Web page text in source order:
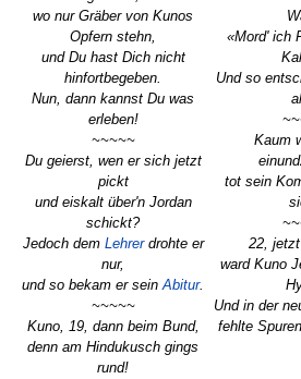
wo nur Gräber von Kunos
Opfern stehn,
und Du hast Dich nicht
hinfortbegeben.
Nun, dann kannst Du was
erleben!
~~~~~
Du geierst, wen er sich jetzt
pickt
und eiskalt über'n Jordan
schickt?
Jedoch dem Lehrerdrohte er
nur,
und so bekam er seinAbitur.
~~~~~
Kuno, 19, dann beim Bund,
denn am Hindukusch gings
rund!
«Mord' ich
Und so
Kaum
tot sein
22,
ward Kuno
Und in der
fehlte